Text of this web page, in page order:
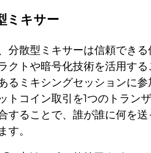
ミキサー
分散型ミキサーは信頼でき
クトや暗号化技術を活用す
るミキシングセッションに
トコイン取引を1つのトラン
することで、誰が誰に何を
す。